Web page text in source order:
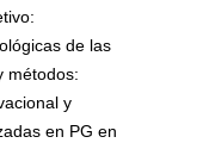
de las
métodos:
y
en PG en